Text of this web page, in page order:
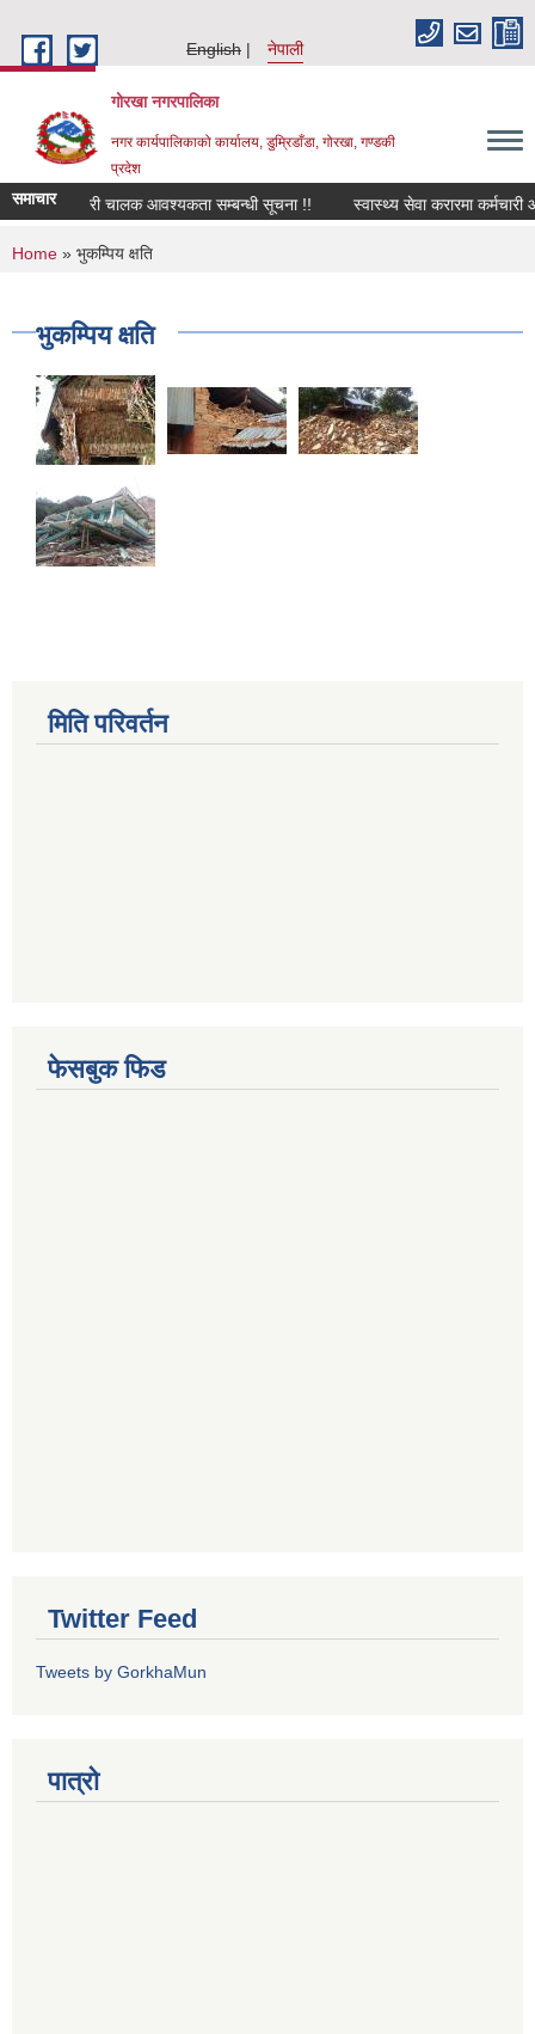
English
नेपाली
गोरखा नगरपालिका
नगर कार्यपालिकाको कार्यालय, डुम्रिडाँडा, गोरखा, गण्डकी
प्रदेश
समाचार सवारी चालक आवश्यकता सम्बन्धी सूचना !! स्वास्थ्य सेवा करारमा
You are here
Home » भुकम्पिय क्षति
भुकम्पिय क्षति
मिति परिवर्तन
फेसबुक फिड
Twitter Feed
Tweets by GorkhaMun
पात्रो